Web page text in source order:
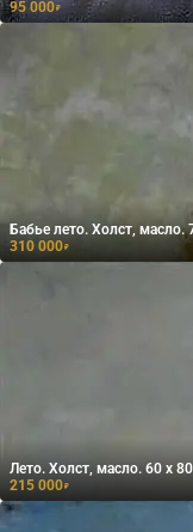
95 000₽
Бабье лето. Холст, масло.
310 000₽
Лето. Холст, масло. 60 х
215 000₽